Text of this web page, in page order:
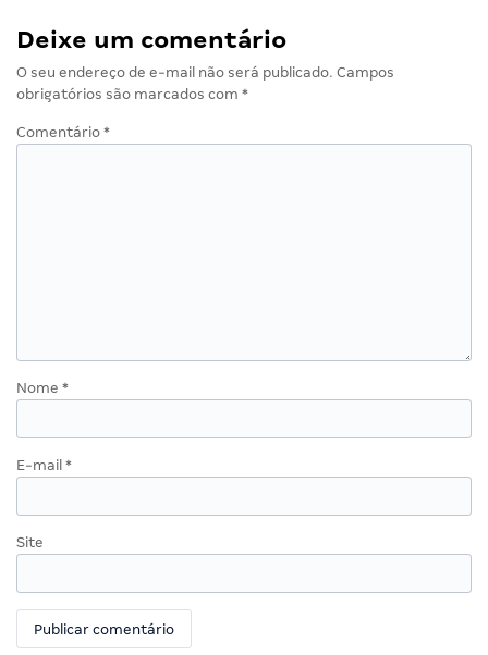
Deixe um comentário
O seu endereço de e-mail não será publicado. Campos
obrigatórios são marcados com *
Comentário *
Nome *
E-mail *
Site